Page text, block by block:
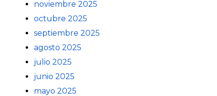
noviembre 2025
octubre 2025
septiembre 2025
agosto 2025
julio 2025
junio 2025
mayo 2025